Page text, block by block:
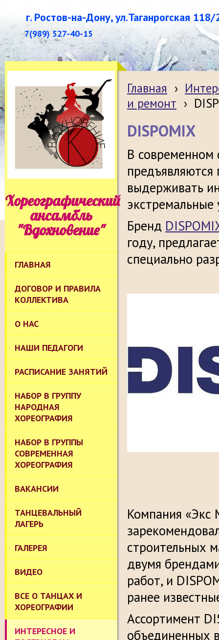
г. Ростов-на-Дону, ул.Таганрогская 118/
7(989) 527-40-15
Хореографический
ансамбль
"Вдохновение"
ГЛАВНАЯ
ДОГОВОР И ПРАВИЛА
КОЛЛЕКТИВА
О НАС
НАШИ ПЕДАГОГИ
РАСПИСАНИЕ ЗАНЯТИЙ
НАБОР В ГРУППУ
НАРОДНАЯ
ХОРЕОГРАФИЯ
НАБОР В ГРУППЫ
СОВРЕМЕННАЯ
ХОРЕОГРАФИЯ
ВАКАНСИИ
ТАНЦЕВАЛЬНЫЙ
ЛАГЕРЬ
ГАЛЕРЕЯ
ВИДЕО
ВСЕ О ТАНЦАХ И
ХОРЕОГРАФИИ
ИНТЕРЕСНОЕ И
Главная ›
и ремонт ›
DISPOMIX
В современном
выдерживать
экстремальные
Бренд
году,
специально
Компания «Экс
строительных
двумя
работ, и
ранее
Ассортимент
объединенных